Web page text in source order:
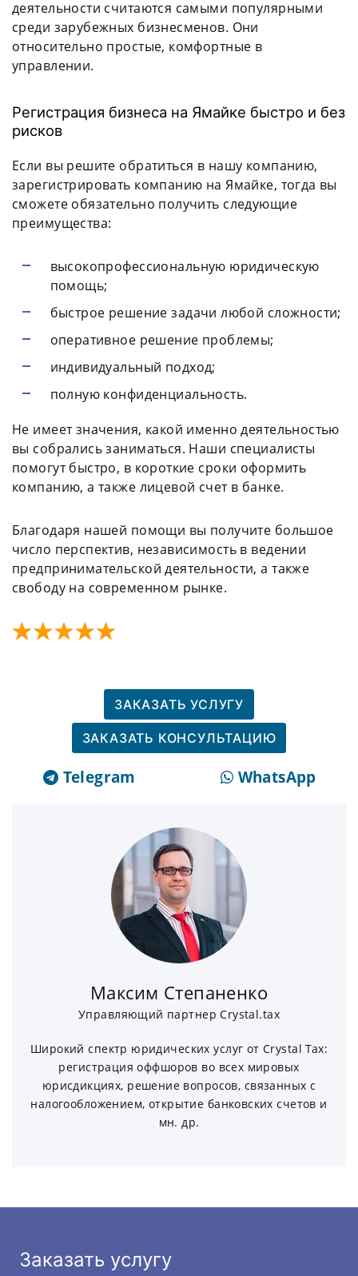
деятельности считаются самыми популярными
среди зарубежных бизнесменов. Они
относительно простые, комфортные в
управлении.
Регистрация бизнеса на Ямайке быстро и без
рисков
Если вы решите обратиться в нашу компанию,
зарегистрировать компанию на Ямайке, тогда вы
сможете обязательно получить следующие
преимущества:
высокопрофессиональную юридическую
помощь;
быстрое решение задачи любой сложности;
оперативное решение проблемы;
индивидуальный подход;
полную конфиденциальность.
Не имеет значения, какой именно деятельностью
вы собрались заниматься. Наши специалисты
помогут быстро, в короткие сроки оформить
компанию, а также лицевой счет в банке.
Благодаря нашей помощи вы получите большое
число перспектив, независимость в ведении
предпринимательской деятельности, а также
свободу на современном рынке.
ЗАКАЗАТЬ УСЛУГУ
ЗАКАЗАТЬ КОНСУЛЬТАЦИЮ
Telegram WhatsApp
Максим Степаненко
Управляющий партнер Crystal.tax
Широкий спектр юридических услуг от Crystal Tax:
регистрация оффшоров во всех мировых
юрисдикциях, решение вопросов, связанных с
налогообложением, открытие банковских счетов и
мн. др.
Заказать услугу